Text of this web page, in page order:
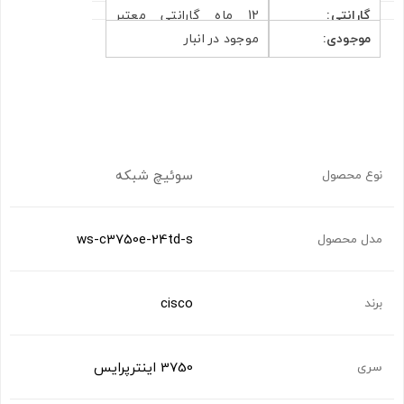
گارانتی:
12 ماه گارانتی معتبر
شبکه گستران فرابورس
موجودی: موجود در انبار
نوع محصول سوئیچ شبکه
مدل محصول ws-c3750e-24td-s
برند cisco
سری 3750 اینترپرایس